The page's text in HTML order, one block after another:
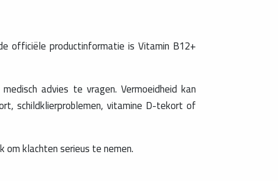
officiële productinformatie is Vitamin B12+
advies te vragen. Vermoeidheid kan
schildklierproblemen, vitamine D-tekort of
om klachten serieus te nemen.